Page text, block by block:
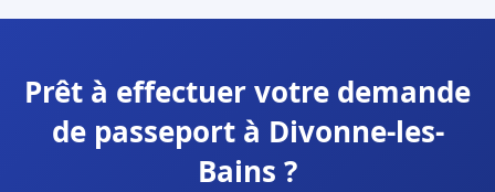
Prêt à effectuer votre demande
de passeport à Divonne-les-
Bains ?